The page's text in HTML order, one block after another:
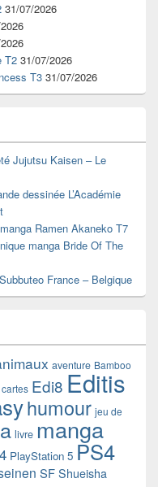
31/07/2026
T2 31/07/2026
T3 31/07/2026
Jujutsu Kaisen – Le
dessinée L’Académie
Ramen Akaneko T7
manga Bride Of The
France – Belgique
aventure Bamboo
cartes Edi8 Editis
humour jeu de
livre manga
PlayStation 5 PS4
SF Shueisha